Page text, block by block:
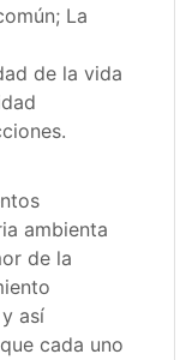
La
de la vida
ambienta
de la
así
cada uno